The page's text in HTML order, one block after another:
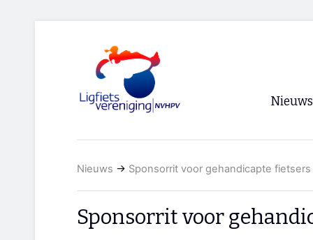
Nieuws
RSS
Nieuws → Sponsorrit voor gehandicapte fietsers
Sponsorrit voor